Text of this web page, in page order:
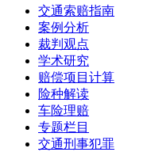
交通索赔指南
案例分析
裁判观点
学术研究
赔偿项目计算
险种解读
车险理赔
专题栏目
交通刑事犯罪